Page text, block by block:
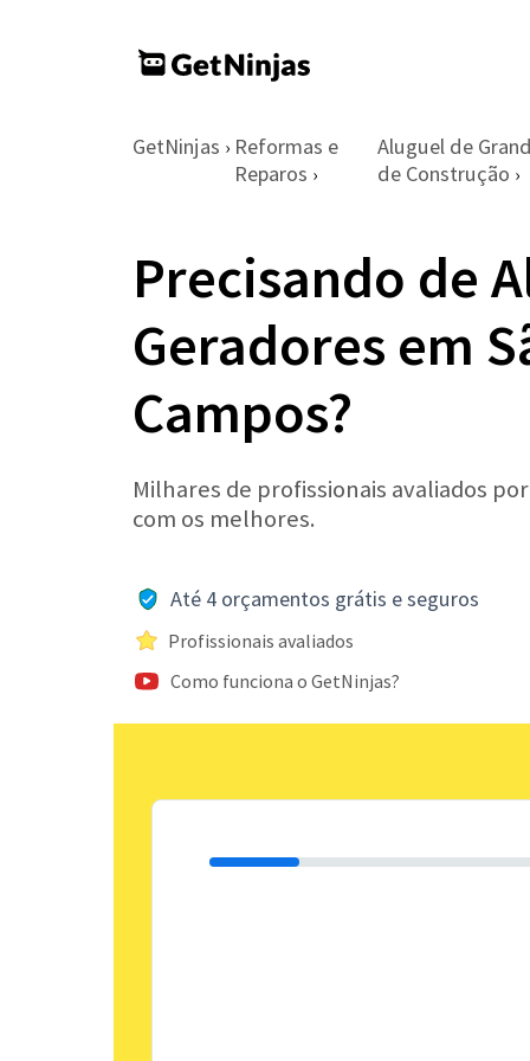
GetNinjas › Reformas e
Reparos ›
Aluguel de
de Construção ›
Precisando de
Geradores em
Campos?
Milhares de profissionais avaliados
com os melhores.
Até 4 orçamentos grátis e seguros
Profissionais avaliados
Como funciona o GetNinjas?